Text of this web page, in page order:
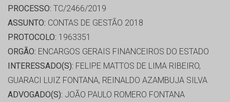
PROCESSO: TC/2466/2019
ASSUNTO: CONTAS DE GESTÃO 2018
PROTOCOLO: 1963351
ORGÃO: ENCARGOS GERAIS FINANCEIROS DO ESTADO
INTERESSADO(S): FELIPE MATTOS DE LIMA RIBEIRO,
GUARACI LUIZ FONTANA, REINALDO AZAMBUJA SILVA
ADVOGADO(S): JOÃO PAULO ROMERO FONTANA